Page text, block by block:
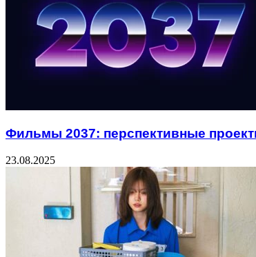
Фильмы 2037: перспективные
23.08.2025